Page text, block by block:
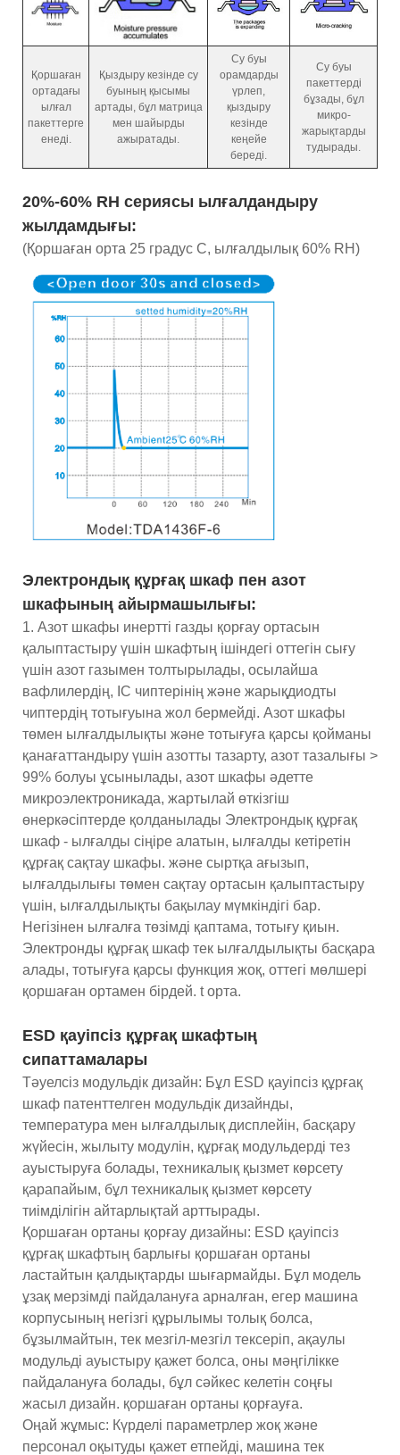
Қоршаған
ортадағы
ылғал
пакеттерге
енеді.
Қыздыру кезінде су
буының қысымы
артады, бұл матрица
мен шайырды
ажыратады.
Су буы
орамдарды
үрлеп,
қыздыру
кезінде
кеңейе
береді.
Су буы
пакеттерді
бұзады, бұл
микро-
жарықтарды
тудырады.
20%-60% RH сериясы ылғалдандыру
жылдамдығы:
(Қоршаған орта 25 градус C, ылғалдылық 60% RH)
Электрондық құрғақ шкаф пен азот
шкафының айырмашылығы:
1. Азот шкафы инертті газды қорғау ортасын
қалыптастыру үшін шкафтың ішіндегі оттегін сығу
үшін азот газымен толтырылады, осылайша
вафлилердің, IC чиптерінің және жарықдиодты
чиптердің тотығуына жол бермейді. Азот шкафы
төмен ылғалдылықты және тотығуға қарсы қойманы
қанағаттандыру үшін азотты тазарту, азот тазалығы >
99% болуы ұсынылады, азот шкафы әдетте
микроэлектроникада, жартылай өткізгіш
өнеркәсіптерде қолданылады Электрондық құрғақ
шкаф - ылғалды сіңіре алатын, ылғалды кетіретін
құрғақ сақтау шкафы. және сыртқа ағызып,
ылғалдылығы төмен сақтау ортасын қалыптастыру
үшін, ылғалдылықты бақылау мүмкіндігі бар.
Негізінен ылғалға төзімді қаптама, тотығу қиын.
Электронды құрғақ шкаф тек ылғалдылықты басқара
алады, тотығуға қарсы функция жоқ, оттегі мөлшері
қоршаған ортамен бірдей. t орта.
ESD қауіпсіз құрғақ шкафтың
сипаттамалары
Тәуелсіз модульдік дизайн: Бұл ESD қауіпсіз құрғақ
шкаф патенттелген модульдік дизайнды,
температура мен ылғалдылық дисплейін, басқару
жүйесін, жылыту модулін, құрғақ модульдерді тез
ауыстыруға болады, техникалық қызмет көрсету
қарапайым, бұл техникалық қызмет көрсету
тиімділігін айтарлықтай арттырады.
Қоршаған ортаны қорғау дизайны: ESD қауіпсіз
құрғақ шкафтың барлығы қоршаған ортаны
ластайтын қалдықтарды шығармайды. Бұл модель
ұзақ мерзімді пайдалануға арналған, егер машина
корпусының негізгі құрылымы толық болса,
бұзылмайтын, тек мезгіл-мезгіл тексеріп, ақаулы
модульді ауыстыру қажет болса, оны мәңгілікке
пайдалануға болады, бұл сәйкес келетін соңғы
жасыл дизайн. қоршаған ортаны қорғауға.
Оңай жұмыс: Күрделі параметрлер жоқ және
персонал оқытуды қажет етпейді, машина тек